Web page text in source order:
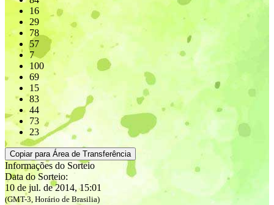
16
29
78
57
7
100
69
15
83
44
73
23
Copiar para Área de Transferência
Informações do Sorteio
Data do Sorteio:
10 de jul. de 2014, 15:01
(GMT-3, Horário de Brasilia)